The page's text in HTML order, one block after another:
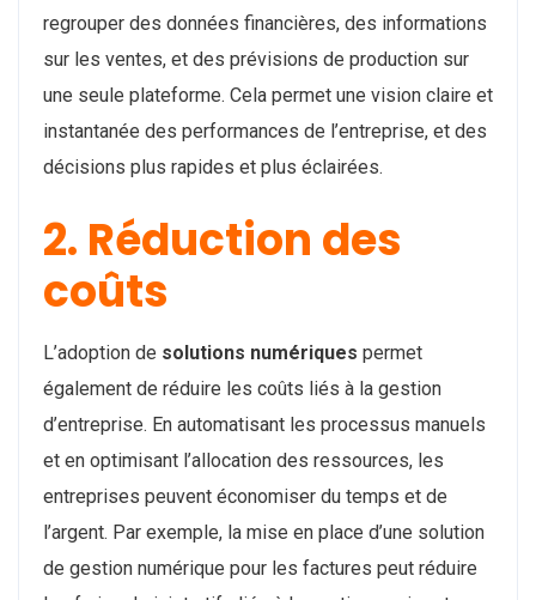
regrouper des données financières, des informations
sur les ventes, et des prévisions de production sur
une seule plateforme. Cela permet une vision claire et
instantanée des performances de l’entreprise, et des
décisions plus rapides et plus éclairées.
2. Réduction des
coûts
L’adoption de solutions numériques permet
également de réduire les coûts liés à la gestion
d’entreprise. En automatisant les processus manuels
et en optimisant l’allocation des ressources, les
entreprises peuvent économiser du temps et de
l’argent. Par exemple, la mise en place d’une solution
de gestion numérique pour les factures peut réduire